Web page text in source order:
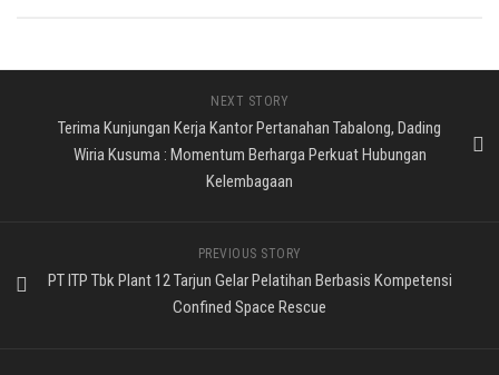
NEXT STORY
Terima Kunjungan Kerja Kantor Pertanahan Tabalong, Dading
Wiria Kusuma : Momentum Berharga Perkuat Hubungan
Kelembagaan
PREVIOUS STORY
PT ITP Tbk Plant 12 Tarjun Gelar Pelatihan Berbasis Kompetensi
Confined Space Rescue